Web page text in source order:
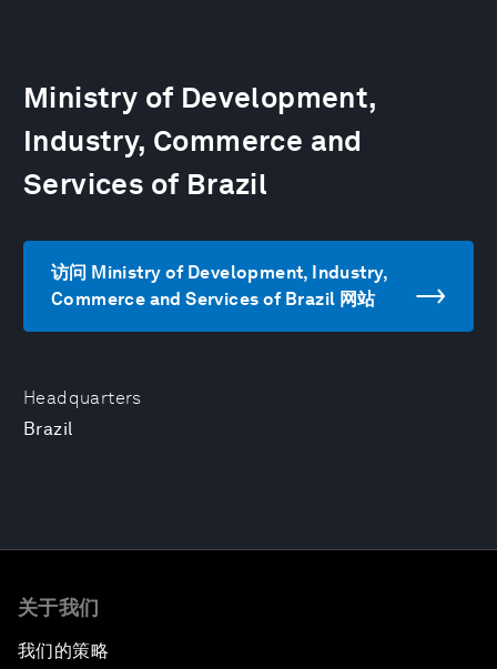
Headquarters
Brazil
Ministry of Development,
Industry, Commerce and
Services of Brazil
访问 Ministry of Development, Industry,
Commerce and Services of Brazil 网站
关于我们
我们的策略